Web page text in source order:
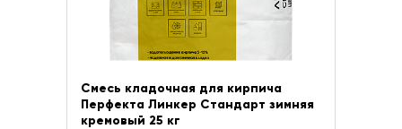
Смесь кладочная для кирпича
Перфекта Линкер Стандарт зимняя
кремовый 25 кг